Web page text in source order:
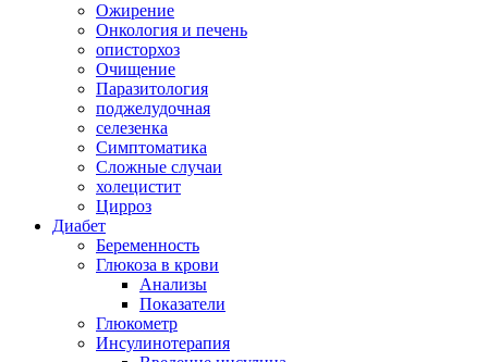
Ожирение
Онкология и печень
описторхоз
Очищение
Паразитология
поджелудочная
селезенка
Симптоматика
Сложные случаи
холецистит
Цирроз
Диабет
Беременность
Глюкоза в крови
Анализы
Показатели
Глюкометр
Инсулинотерапия